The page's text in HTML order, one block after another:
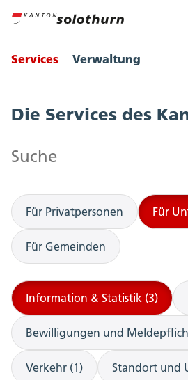
Services Verwaltung
Die Services des
Suchen
Für Privatpersonen Für
Für Gemeinden
Information & Statistik (3)
Bewilligungen und
Verkehr (1) Standort und